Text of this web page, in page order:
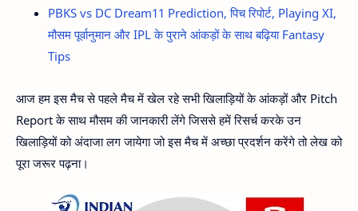
PBKS vs DC Dream11 Prediction, पिच रिपोर्ट, Playing XI,
मौसम पूर्वानुमान और IPL के पुराने आंकड़ों के साथ बढ़िया Fantasy
Tips
आज हम इस मैच से पहले मैच में खेल रहे सभी खिलाड़ियों के आंकड़ों और Pitch
Report के साथ मौसम की जानकारी लेंगे जिससे हमें रिसर्च करके उन
खिलाड़ियों को अंदाजा लग जायेगा जो इस मैच में अच्छा प्रदर्शन करेंगे तो लेख को
पूरा जरूर पढ़ना।